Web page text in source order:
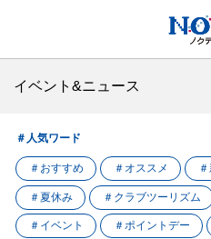
イベント&ニュース
＃人気ワード
＃おすすめ ＃オススメ
＃夏休み ＃クラブツーリズム
＃イベント ＃ポイントデー